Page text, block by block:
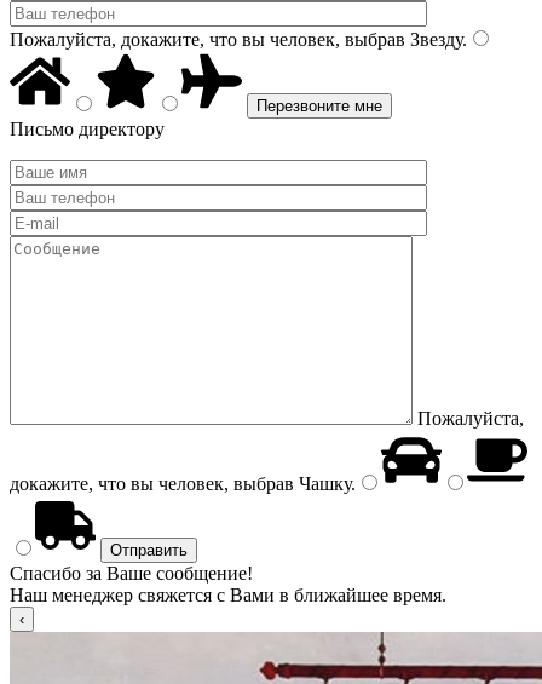
Пожалуйста, докажите, что вы человек, выбрав Звезду.
Письмо директору
Пожалуйста,
докажите, что вы человек, выбрав Чашку.
Спасибо за Ваше сообщение!
Наш менеджер свяжется с Вами в ближайшее время.